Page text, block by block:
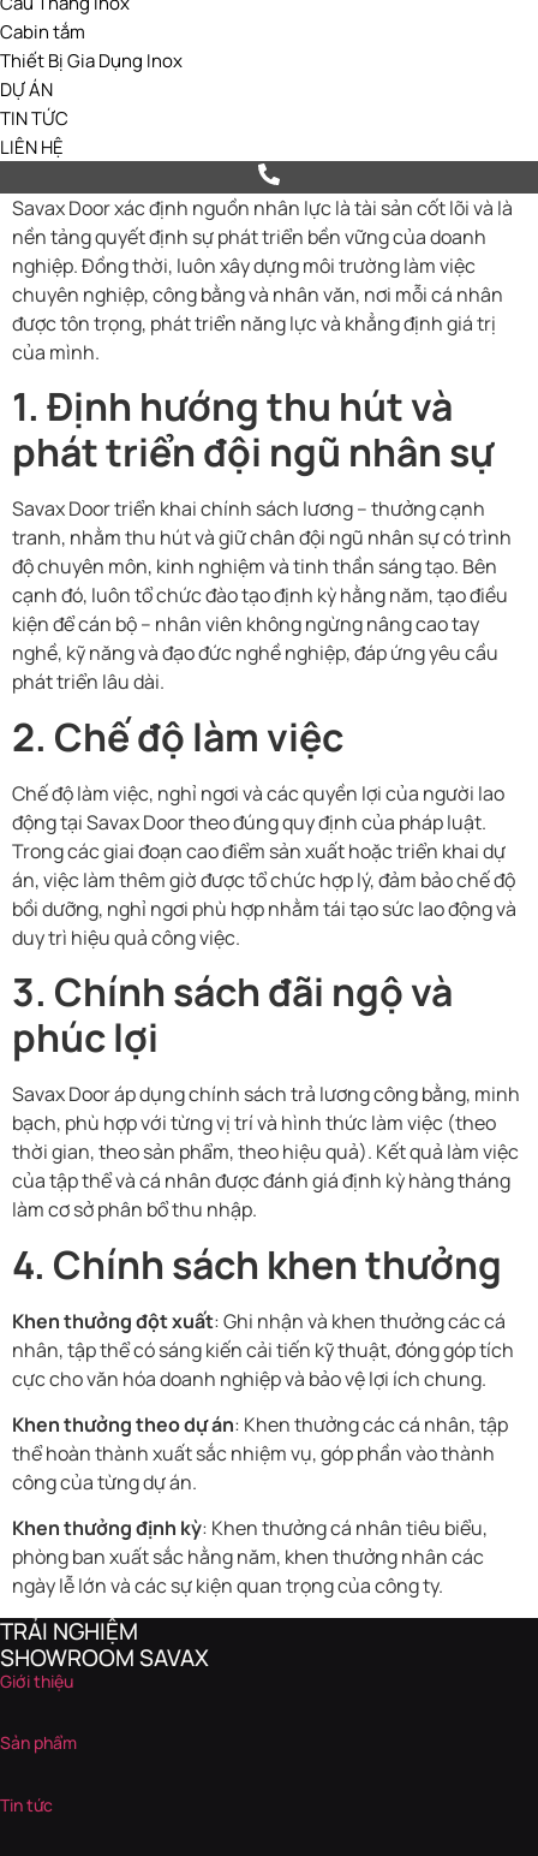
Cabin tắm
Thiết Bị Gia Dụng Inox
DỰ ÁN
TIN TỨC
LIÊN HỆ
Savax Door xác định nguồn nhân lực là tài sản cốt lõi và là
nền tảng quyết định sự phát triển bền vững của doanh
nghiệp. Đồng thời, luôn xây dựng môi trường làm việc
chuyên nghiệp, công bằng và nhân văn, nơi mỗi cá nhân
được tôn trọng, phát triển năng lực và khẳng định giá trị
của mình.
1. Định hướng thu hút và
phát triển đội ngũ nhân sự
Savax Door triển khai chính sách lương – thưởng cạnh
tranh, nhằm thu hút và giữ chân đội ngũ nhân sự có trình
độ chuyên môn, kinh nghiệm và tinh thần sáng tạo. Bên
cạnh đó, luôn tổ chức đào tạo định kỳ hằng năm, tạo điều
kiện để cán bộ – nhân viên không ngừng nâng cao tay
nghề, kỹ năng và đạo đức nghề nghiệp, đáp ứng yêu cầu
phát triển lâu dài.
2. Chế độ làm việc
Chế độ làm việc, nghỉ ngơi và các quyền lợi của người lao
động tại Savax Door theo đúng quy định của pháp luật.
Trong các giai đoạn cao điểm sản xuất hoặc triển khai dự
án, việc làm thêm giờ được tổ chức hợp lý, đảm bảo chế độ
bồi dưỡng, nghỉ ngơi phù hợp nhằm tái tạo sức lao động và
duy trì hiệu quả công việc.
3. Chính sách đãi ngộ và
phúc lợi
Savax Door áp dụng chính sách trả lương công bằng, minh
bạch, phù hợp với từng vị trí và hình thức làm việc (theo
thời gian, theo sản phẩm, theo hiệu quả). Kết quả làm việc
của tập thể và cá nhân được đánh giá định kỳ hàng tháng
làm cơ sở phân bổ thu nhập.
4. Chính sách khen thưởng
Khen thưởng đột xuất: Ghi nhận và khen thưởng các cá
nhân, tập thể có sáng kiến cải tiến kỹ thuật, đóng góp tích
cực cho văn hóa doanh nghiệp và bảo vệ lợi ích chung.
Khen thưởng theo dự án: Khen thưởng các cá nhân, tập
thể hoàn thành xuất sắc nhiệm vụ, góp phần vào thành
công của từng dự án.
Khen thưởng định kỳ: Khen thưởng cá nhân tiêu biểu,
phòng ban xuất sắc hằng năm, khen thưởng nhân các
ngày lễ lớn và các sự kiện quan trọng của công ty.
TRẢI NGHIỆM
SHOWROOM SAVAX
Giới thiệu
Sản phẩm
Tin tức